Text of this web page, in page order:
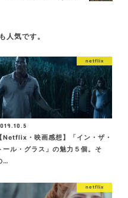
人気です。
netflix
【Netflix・映画感想】「イン・ザ・
ール・グラス」の魅力５個。そ
…
netflix